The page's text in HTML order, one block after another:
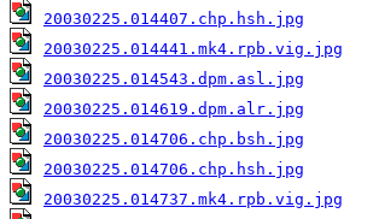
20030225.014407.chp.hsh.jpg
20030225.014441.mk4.rpb.vig.jpg
20030225.014543.dpm.asl.jpg
20030225.014619.dpm.alr.jpg
20030225.014706.chp.bsh.jpg
20030225.014706.chp.hsh.jpg
20030225.014737.mk4.rpb.vig.jpg